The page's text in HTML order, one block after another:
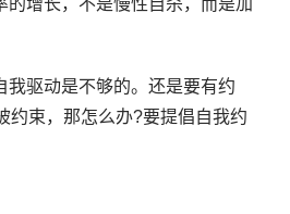
的增长，不是慢性自杀，而是加
我驱动是不够的。还是要有约
约束，那怎么办?要提倡自我约